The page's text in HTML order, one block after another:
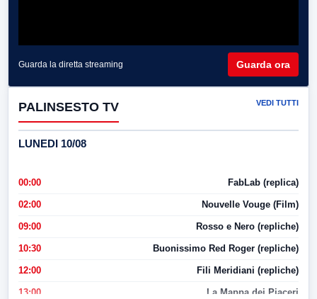
Guarda la diretta streaming Guarda ora
PALINSESTO TV VEDI TUTTI
LUNEDI 10/08
00:00 FabLab (replica)
02:00 Nouvelle Vouge (Film)
09:00 Rosso e Nero (repliche)
10:30 Buonissimo Red Roger (repliche)
12:00 Fili Meridiani (repliche)
13:00 La Mappa dei Piaceri